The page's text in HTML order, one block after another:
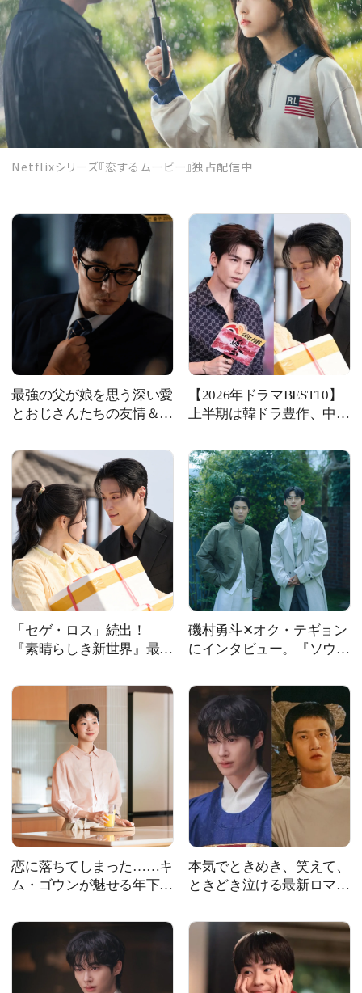
Netflixシリーズ『恋するムービー』独占配信中
最強の父が娘を思う深い愛
とおじさんたちの友情＆絆
がハマる韓国ドラマ
【Netflix】 お盆休みにイ
ッキ観！
【2026年ドラマBEST10】
上半期は韓ドラ豊作、中国
ン・リンホー旋風も！ 心
を揺さぶった名作ドラマ10
選
「セゲ・ロス」続出！
『素晴らしき新世界』最終
超える愛の行方は？
磯村勇斗✕オク・テギョン
にインタビュー。『ソウル
の愛、出会いから真のソウ
ルメイトへ
恋に落ちてしまった……キ
ム・ゴウンが魅せる年下恋
【韓国恋愛ドラマ】
本気でときめき、笑えて、
ときどき泣ける最新ロマン
【2026年韓国ドラマ】